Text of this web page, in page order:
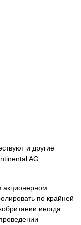
и другие
AG …
по крайней
иногда